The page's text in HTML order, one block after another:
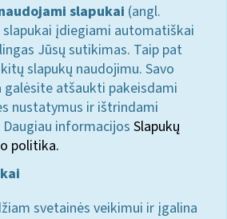
slapukai (angl.
įdiegiami automatiškai
Jūsų sutikimas. Taip pat
slapukų naudojimu. Savo
atšaukti pakeisdami
nustatymus ir ištrindami
informacijos Slapukų
politika.
svetainės veikimui ir įgalina